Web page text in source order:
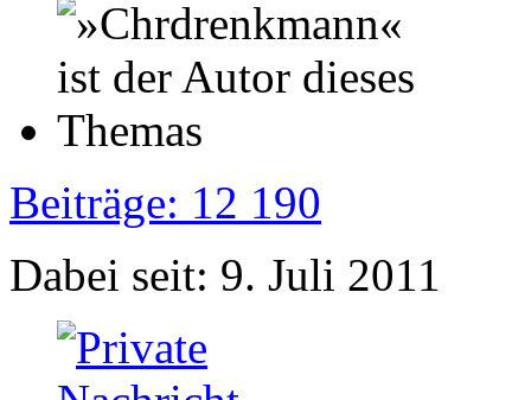
Beiträge: 12 190
Dabei seit: 9. Juli 2011